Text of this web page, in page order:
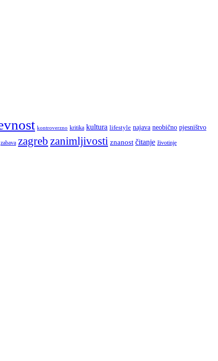
kontroverzno kritika kultura lifestyle najava neobično pjesništvo
zabava zagreb zanimljivosti znanost čitanje životinje